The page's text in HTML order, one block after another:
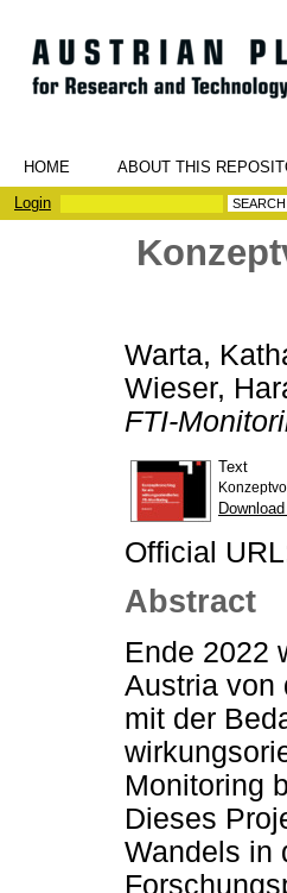
HOME ABOUT THIS
Login
Warta,
Wieser,
FTI-
Text
Official
Abstract
Ende 2022
Austria von
mit der
Monitoring
Dieses
Wandels in